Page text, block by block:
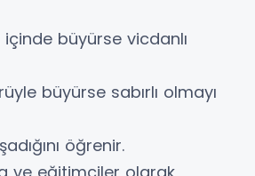
büyürse vicdanlı
büyürse sabırlı olmayı
öğrenir.